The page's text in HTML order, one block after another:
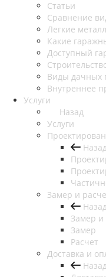
Статьи
Сравнение
Легкие
Какие
Доступный
Виды дачных
Внутреннее
Услуги
Назад
Услуги
Назад
Замер и
Назад
Замер и
Замер
Расчет
Доставка и
Назад